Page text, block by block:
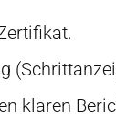
klaren